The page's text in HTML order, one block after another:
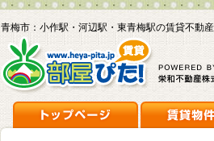
青梅市：小作駅・河辺駅・東青梅駅の賃貸不動